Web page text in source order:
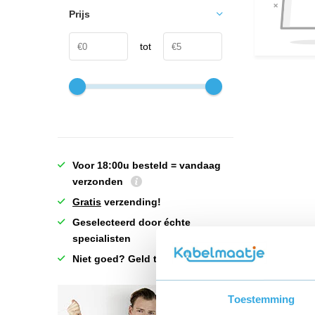
Toestemming
Prijs
tot
Voor 18:00u besteld = vandaag
verzonden
Gratis verzending!
Geselecteerd door échte
specialisten
Niet goed? Geld terug!